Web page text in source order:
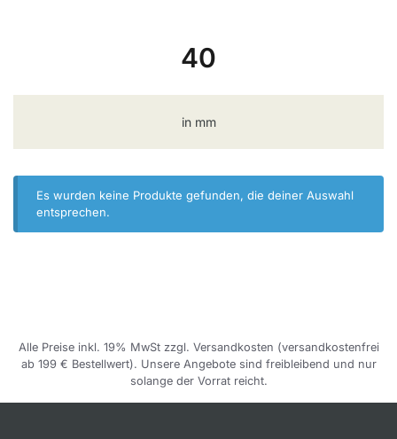
40
in mm
Es wurden keine Produkte gefunden, die deiner Auswahl
entsprechen.
Alle Preise inkl. 19% MwSt zzgl. Versandkosten (versandkostenfrei
ab 199 € Bestellwert). Unsere Angebote sind freibleibend und nur
solange der Vorrat reicht.